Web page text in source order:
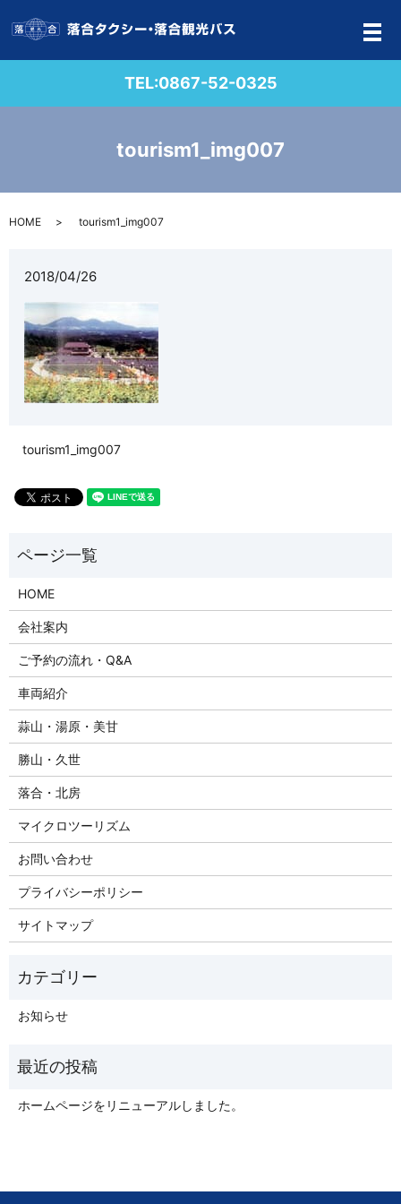
メ
TEL:0867-52-0325
tourism1_img007
HOME tourism1_img007
2018/04/26
tourism1_img007
HOME
会社案内
ご予約の流れ・Q&A
車両紹介
蒜山・湯原・美甘
勝山・久世
落合・北房
マイクロツーリズム
お問い合わせ
プライバシーポリシー
サイトマップ
お知らせ
ホームページをリニューアルしました。